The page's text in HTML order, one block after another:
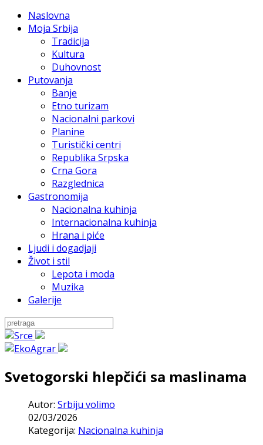
Naslovna
Moja Srbija
Tradicija
Kultura
Duhovnost
Putovanja
Banje
Etno turizam
Nacionalni parkovi
Planine
Turistički centri
Republika Srpska
Crna Gora
Razglednica
Gastronomija
Nacionalna kuhinja
Internacionalna kuhinja
Hrana i piće
Ljudi i dogadjaji
Život i stil
Lepota i moda
Muzika
Galerije
Svetogorski hlepčići sa maslinama
Autor: Srbiju volimo
02/03/2026
Kategorija: Nacionalna kuhinja